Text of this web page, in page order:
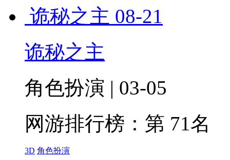
诡秘之主 08-21
诡秘之主
角色扮演 | 03-05
网游排行榜： 第 71名
3D 角色扮演